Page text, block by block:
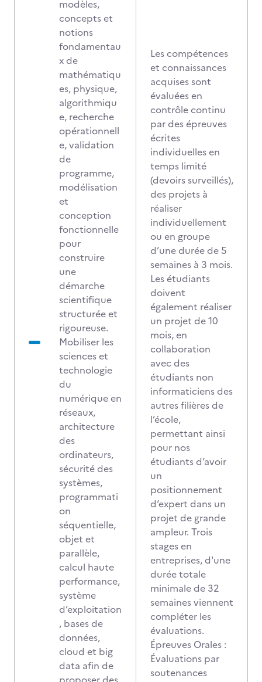
modèles,
concepts et
notions
fondamentau
x de
mathématiqu
es, physique,
algorithmiqu
e, recherche
opérationnell
e, validation
de
programme,
modélisation
et
conception
fonctionnelle
pour
construire
une
démarche
scientifique
structurée et
rigoureuse.
Mobiliser les
sciences et
technologie
du
numérique en
réseaux,
architecture
des
ordinateurs,
sécurité des
systèmes,
programmati
on
séquentielle,
objet et
parallèle,
calcul haute
performance,
système
d’exploitation
, bases de
données,
cloud et big
data afin de
Les compétences
et connaissances
acquises sont
évaluées en
contrôle continu
par des épreuves
écrites
individuelles en
temps limité
(devoirs surveillés),
des projets à
réaliser
individuellement
ou en groupe
d’une durée de 5
semaines à 3 mois.
Les étudiants
doivent
également réaliser
un projet de 10
mois, en
collaboration
avec des
étudiants non
informaticiens des
autres filières de
l’école,
permettant ainsi
pour nos
étudiants d’avoir
un
positionnement
d‘expert dans un
projet de grande
ampleur. Trois
stages en
entreprises, d'une
durée totale
minimale de 32
semaines viennent
compléter les
évaluations.
Épreuves Orales :
Évaluations par
soutenances